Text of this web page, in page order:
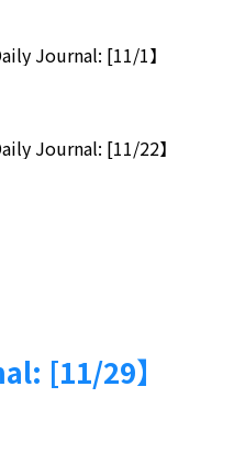
Journal: [11/1】
Journal: [11/22】
[11/29】